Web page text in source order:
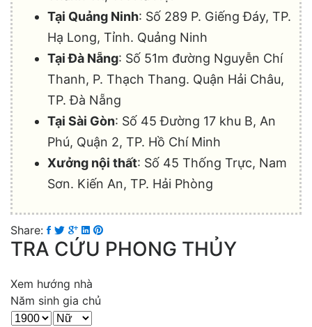
Tại Quảng Ninh: Số 289 P. Giếng Đáy, TP.
Hạ Long, Tỉnh. Quảng Ninh
Tại Đà Nẵng: Số 51m đường Nguyễn Chí
Thanh, P. Thạch Thang. Quận Hải Châu,
TP. Đà Nẵng
Tại Sài Gòn: Số 45 Đường 17 khu B, An
Phú, Quận 2, TP. Hồ Chí Minh
Xưởng nội thất: Số 45 Thống Trực, Nam
Sơn. Kiến An, TP. Hải Phòng
Share:
TRA CỨU PHONG THỦY
Xem hướng nhà
Năm sinh gia chủ